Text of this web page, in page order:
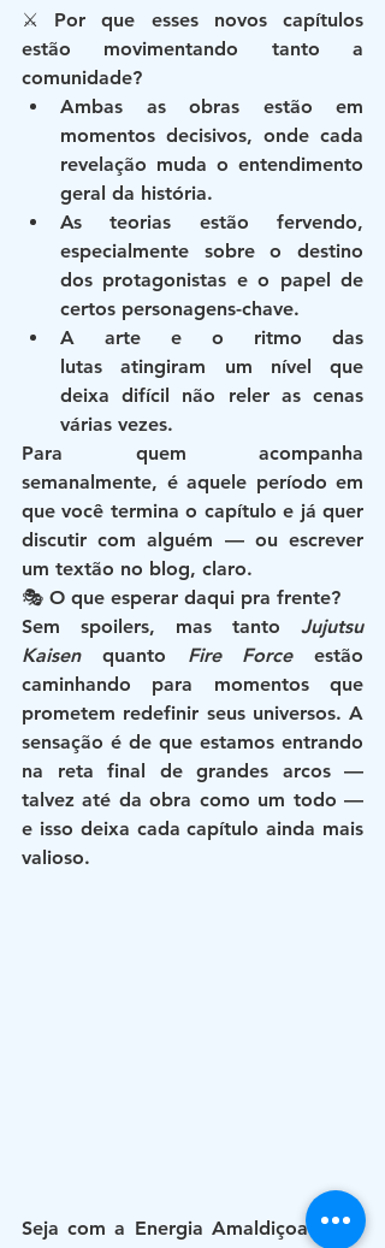
⚔️ Por que esses novos capítulos
estão movimentando tanto a
comunidade?
Ambas as obras estão em
momentos decisivos, onde cada
revelação muda o entendimento
geral da história.
As teorias estão fervendo,
especialmente sobre o destino
dos protagonistas e o papel de
certos personagens-chave.
A arte e o ritmo das
lutas atingiram um nível que
deixa difícil não reler as cenas
várias vezes.
Para quem acompanha
semanalmente, é aquele período em
que você termina o capítulo e já quer
discutir com alguém — ou escrever
um textão no blog, claro.
🎭 O que esperar daqui pra frente?
Sem spoilers, mas tanto Jujutsu
Kaisen quanto Fire Force estão
caminhando para momentos que
prometem redefinir seus universos. A
sensação é de que estamos entrando
na reta final de grandes arcos —
talvez até da obra como um todo —
e isso deixa cada capítulo ainda mais
valioso.
Seja com a Energia Amaldiçoada do